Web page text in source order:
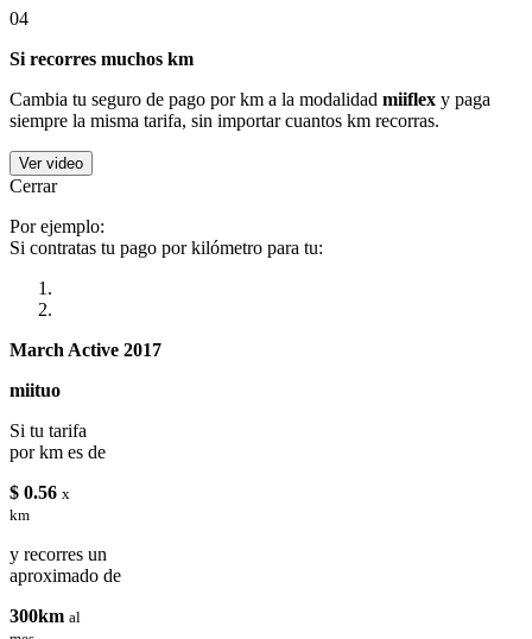
04
Si recorres muchos km
Cambia tu seguro de pago por km a la modalidad miiflex y paga
siempre la misma tarifa, sin importar cuantos km recorras.
Ver video
Cerrar
Por ejemplo:
Si contratas tu pago por kilómetro para tu:
March Active 2017
miituo
Si tu tarifa
por km es de
$ 0.56 x
km
y recorres un
aproximado de
300km al